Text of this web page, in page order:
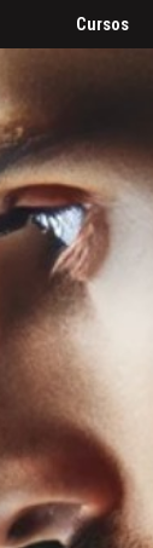
Cursos